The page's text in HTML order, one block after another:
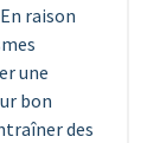
raison
une
bon
des